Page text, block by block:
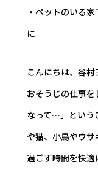
・ペットのいる
に
こんにちは、谷村
おそうじの仕事
なって…」という
や猫、小鳥やウ
過ごす時間を快適